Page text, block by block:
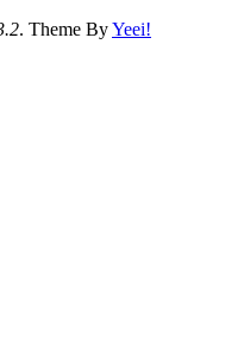
. Theme ByYeei!